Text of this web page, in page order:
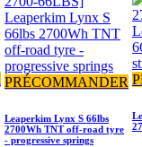
PRÉCOMMANDER
Leaperkim Lynx S 66lbs
2700Wh TNT off-road tyre
- progressive springs